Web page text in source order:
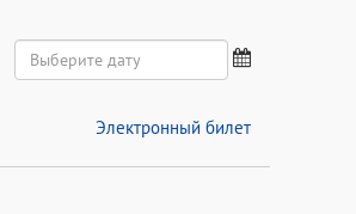
Электронный билет